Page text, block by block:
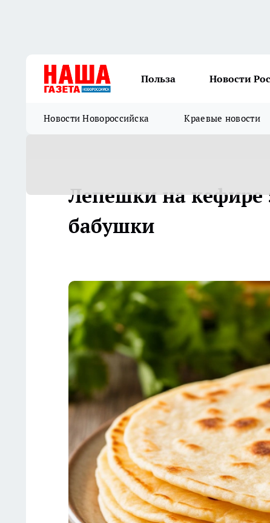
Польза Новости
Новости Новороссийска Краевые новости
Лепешки на кефире
бабушки